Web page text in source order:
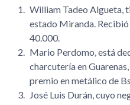
William Tadeo Algueta,
estado Miranda. Recibió
40.000.
Mario Perdomo, está
charcutería en
premio en metálico de
José Luis Durán, cuyo